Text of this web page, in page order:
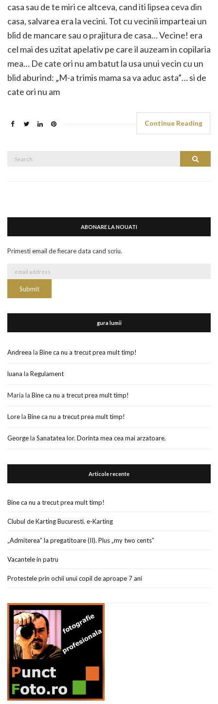
casa sau de te miri ce altceva, cand iti lipsea ceva din
casa, salvarea era la vecini. Tot cu vecinii imparteai un
blid de mancare sau o prajitura de casa… Vecine! era
cel mai des uzitat apelativ pe care il auzeam in copilaria
mea… De cate ori nu am batut la usa unui vecin cu un
blid aburind: „M-a trimis mama sa va aduc asta”… si de
cate ori nu am
Continue Reading
Search
ABONARE LA NOUATI
Primesti email de fiecare data cand scriu.
gura lumii
Andreea la Bine ca nu a trecut prea mult timp!
luana la Regulament
Maria la Bine ca nu a trecut prea mult timp!
Lorela Bine ca nu a trecut prea mult timp!
Georgela Sanatatea lor. Dorinta mea cea mai arzatoare.
Articole recente
Bine ca nu a trecut prea mult timp!
Clubul de Karting Bucuresti. e-Karting
„Admiterea” la pregatitoare (II). Plus „my two cents”
Vacantele in patru
Protestele prin ochii unui copil de aproape 7 ani